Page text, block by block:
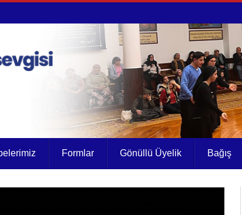
Formlar Gönüllü Üyelik Bağış